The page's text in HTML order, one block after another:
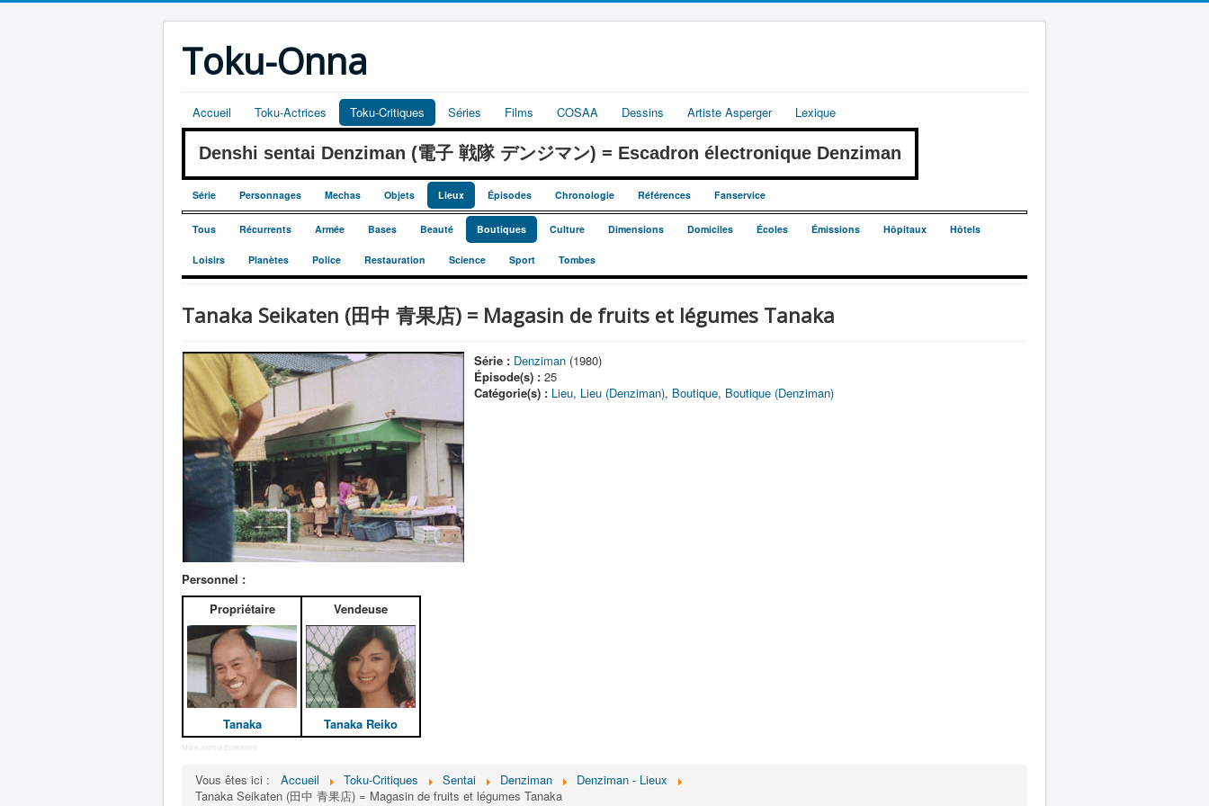
Toku-Onna
Accueil Toku-Actrices Toku-Critiques Séries Films COSAA Dessins Artiste Asperger Lexique
Denshi sentai Denziman (電子 戦隊 デンジマン) = Escadron électronique Denziman
Série Personnages Mechas Objets Lieux Épisodes Chronologie Références Fanservice
Tous Récurrents Armée Bases Beauté Boutiques Culture Dimensions Domiciles Écoles Émissions Hôpitaux Hôtels
Loisirs Planètes Police Restauration Science Sport Tombes
Tanaka Seikaten (田中 青果店) = Magasin de fruits et légumes Tanaka
Série : Denziman(1980)
Épisode(s) :25
Catégorie(s) : Lieu, Lieu (Denziman), Boutique, Boutique (Denziman)
Personnel :
Propriétaire
Tanaka
Vendeuse
Tanaka Reiko
More Joomla Extensions
Vous êtes ici : Accueil Toku-Critiques Sentai Denziman
Denziman - Lieux
Tanaka Seikaten (田中 青果店) = Magasin de fruits et légumes Tanaka